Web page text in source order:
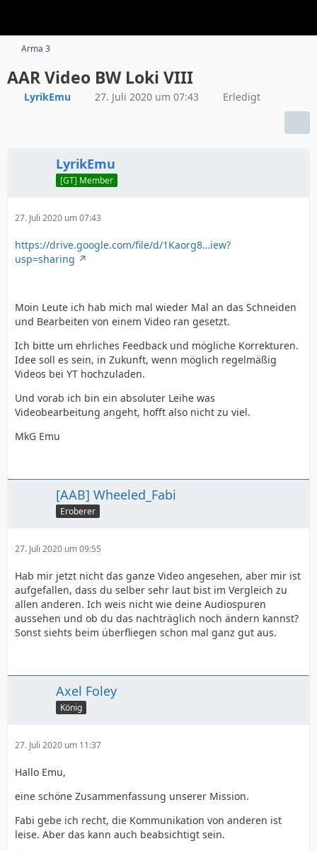
Arma 3
AAR Video BW Loki VIII
LyrikEmu 27. Juli 2020 um 07:43 Erledigt
LyrikEmu
[GT] Member
27. Juli 2020 um 07:43
https://drive.google.com/file/d/1Kaorg8…iew?
usp=sharing
Moin Leute ich hab mich mal wieder Mal an das Schneiden
und Bearbeiten von einem Video ran gesetzt.
Ich bitte um ehrliches Feedback und mögliche Korrekturen.
Idee soll es sein, in Zukunft, wenn möglich regelmäßig
Videos bei YT hochzuladen.
Und vorab ich bin ein absoluter Leihe was
Videobearbeitung angeht, hofft also nicht zu viel.
MkG Emu
[AAB] Wheeled_Fabi
Eroberer
27. Juli 2020 um 09:55
Hab mir jetzt nicht das ganze Video angesehen, aber mir ist
aufgefallen, dass du selber sehr laut bist im Vergleich zu
allen anderen. Ich weis nicht wie deine Audiospuren
aussehen und ob du das nachträglich noch ändern kannst?
Sonst siehts beim überfliegen schon mal ganz gut aus.
Axel Foley
König
27. Juli 2020 um 11:37
Hallo Emu,
eine schöne Zusammenfassung unserer Mission.
Fabi gebe ich recht, die Kommunikation von anderen ist
leise. Aber das kann auch beabsichtigt sein.